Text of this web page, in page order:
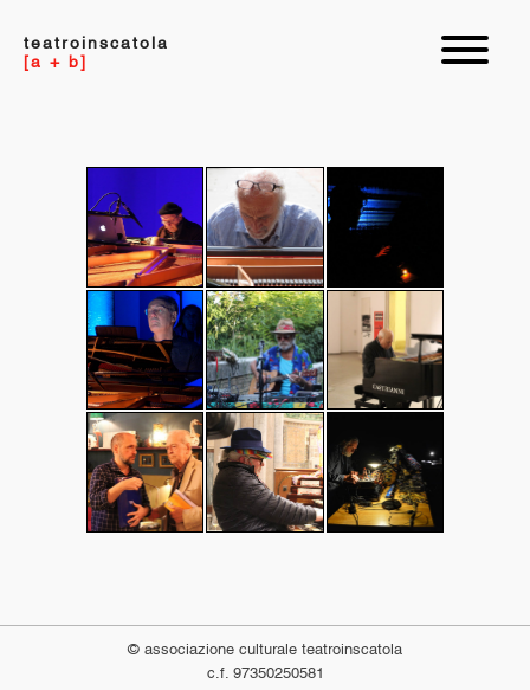
teatroinscatola
[a + b]
Alvin
Curran
Antonello
Neri
David
Monacchi
Michael
Harrison
Mike
Cooper
Mike
Melillo
Nanni
Balestrini
e
Charlemagne
Palestine
Todd
Barton
© associazione culturale teatroinscatola
c.f. 97350250581